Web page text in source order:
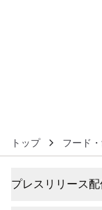
トップ フード
プレスリリース配